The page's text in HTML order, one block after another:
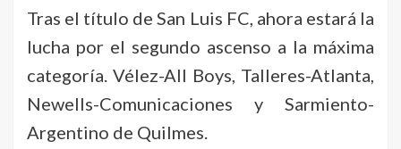
Tras el título de San Luis FC, ahora estará la
lucha por el segundo ascenso a la máxima
categoría. Vélez-All Boys, Talleres-Atlanta,
Newells-Comunicaciones y Sarmiento-
Argentino de Quilmes.